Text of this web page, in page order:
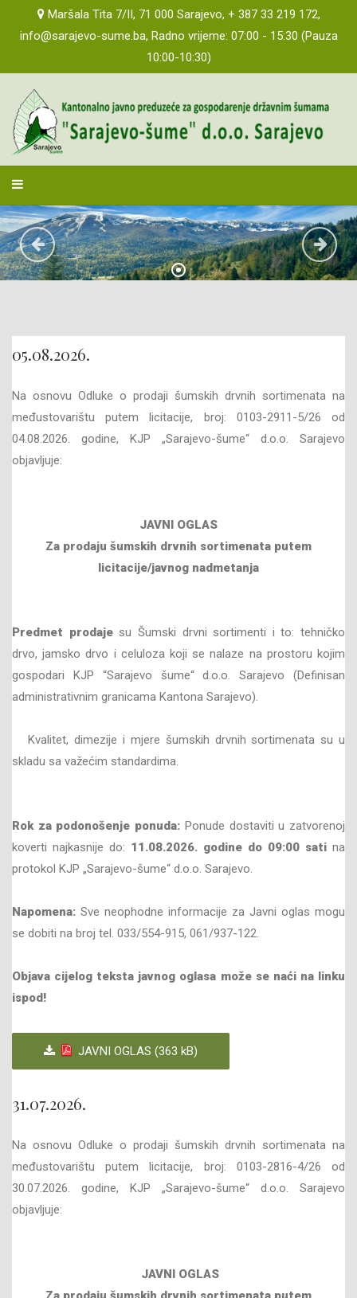
Maršala Tita 7/II, 71 000 Sarajevo, + 387 33 219 172,
info@sarajevo-sume.ba, Radno vrijeme: 07:00 - 15:30 (Pauza
10:00-10:30)
05.08.2026.
Na osnovu Odluke o prodaji šumskih drvnih sortimenata na
međustovarištu putem licitacije, broj: 0103-2911-5/26 od
04.08.2026. godine, KJP „Sarajevo-šume“ d.o.o. Sarajevo
objavljuje:
JAVNI OGLAS
Za prodaju šumskih drvnih sortimenata putem
licitacije/javnog nadmetanja
Predmet prodajesu Šumski drvni sortimenti i to: tehničko
drvo, jamsko drvo i celuloza koji se nalaze na prostoru kojim
gospodari KJP “Sarajevo šume“ d.o.o. Sarajevo (Definisan
administrativnim granicama Kantona Sarajevo).
Kvalitet, dimezije i mjere šumskih drvnih sortimenata su u
skladu sa važećim standardima.
Rok za podonošenje ponuda: Ponude dostaviti u zatvorenoj
koverti najkasnije do: 11.08.2026. godine do 09:00 sati na
protokol KJP „Sarajevo-šume“ d.o.o. Sarajevo.
Napomena: Sve neophodne informacije za Javni oglas mogu
se dobiti na broj tel. 033/554-915, 061/937-122.
Objava cijelog teksta javnog oglasa može se naći na linku
ispod!
JAVNI OGLAS (363 kB)
31.07.2026.
Na osnovu Odluke o prodaji šumskih drvnih sortimenata na
međustovarištu putem licitacije, broj: 0103-2816-4/26 od
30.07.2026. godine, KJP „Sarajevo-šume“ d.o.o. Sarajevo
objavljuje:
JAVNI OGLAS